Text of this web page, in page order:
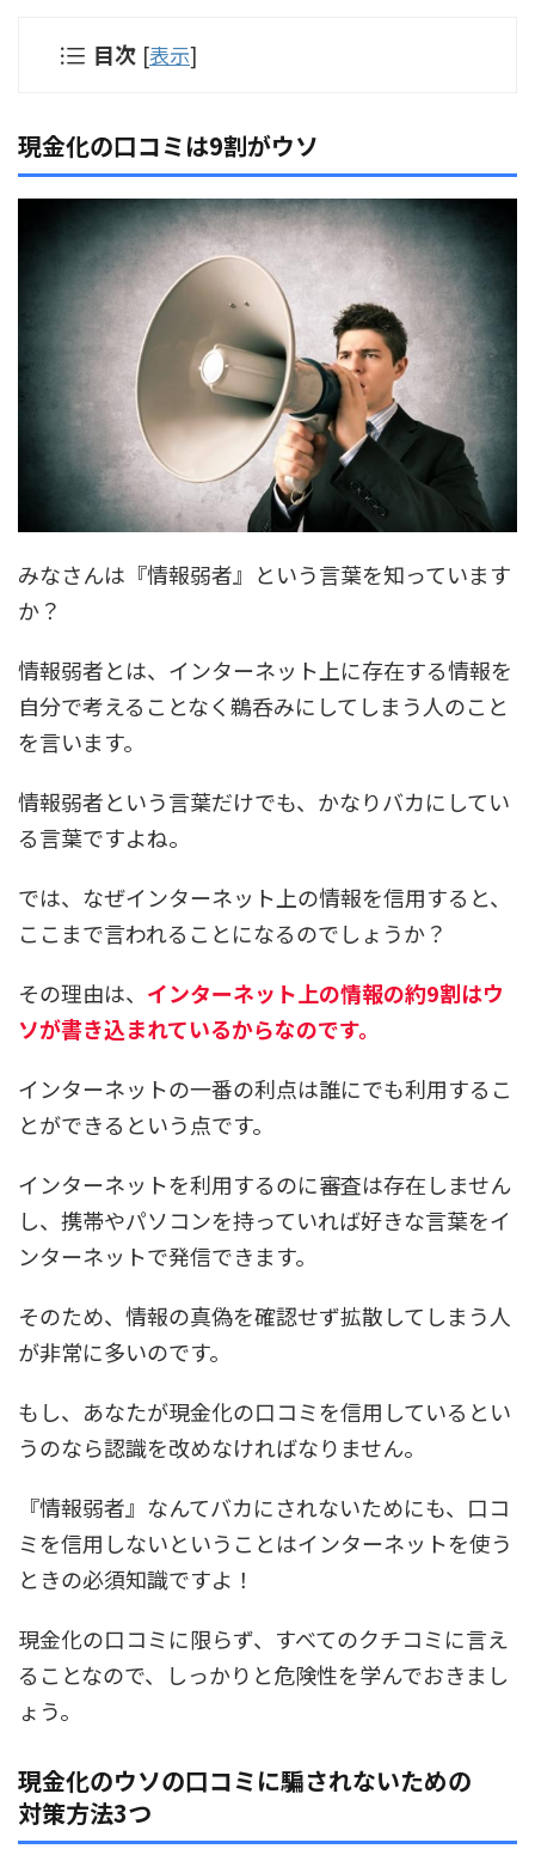
目次 [表示]
現金化の口コミは9割がウソ
みなさんは 『情報弱者』 という言葉を知っています
か？
情報弱者とは、インターネット上に存在する情報を
自分で考えることなく鵜呑みにしてしまう人のこと
を言います。
情報弱者という言葉だけでも、かなりバカにしてい
る言葉ですよね。
では、なぜインターネット上の情報を信用すると、
ここまで言われることになるのでしょうか？
その理由は、 インターネット上の情報の約9割はウ
ソが書き込まれているからなのです。
インターネットの一番の利点は誰にでも利用するこ
とができるという点です。
インターネットを利用するのに審査は存在しません
し、携帯やパソコンを持っていれば好きな言葉をイ
ンターネットで発信できます。
そのため、情報の真偽を確認せず拡散してしまう人
が非常に多いのです。
もし、あなたが現金化の口コミを信用しているとい
うのなら認識を改めなければなりません。
『情報弱者』なんてバカにされないためにも、口コ
ミを信用しないということはインターネットを使う
ときの必須知識ですよ！
現金化の口コミに限らず、すべてのクチコミに言え
ることなので、しっかりと危険性を学んでおきまし
ょう。
現金化のウソの口コミに騙されないための
対策方法3つ